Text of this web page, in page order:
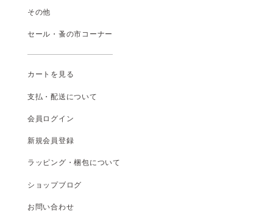
その他
セール・蚤の市コーナー
カートを見る
支払 ・配送について
会員ログイン
新規会員登録
ラッピング・梱包について
ショップブログ
お問い合わせ